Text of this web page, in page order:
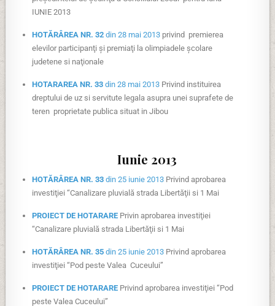
IUNIE 2013
HOTĂRÂREA NR. 32 din 28 mai 2013 privind premierea
elevilor participanţi şi premiaţi la olimpiadele şcolare
judetene si naţionale
HOTARAREA NR. 33 din 28 mai 2013 Privind instituirea
dreptului de uz si servitute legala asupra unei suprafete de
teren proprietate publica situat in Jibou
Iunie 2013
HOTĂRÂREA NR. 33 din 25 iunie 2013 Privind aprobarea
investiţiei “Canalizare pluvială strada Libertăţii si 1 Mai
PROIECT DE HOTARARE Privin aprobarea investiţiei
“Canalizare pluvială strada Libertăţii si 1 Mai
HOTĂRÂREA NR. 35 din 25 iunie 2013 Privind aprobarea
investiţiei “Pod peste Valea Cuceului”
PROIECT DE HOTARARE Privind aprobarea investiţiei “Pod
peste Valea Cuceului”